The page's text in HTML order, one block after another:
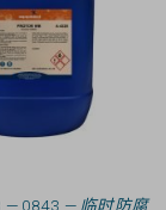
— 0843 — 临时防腐